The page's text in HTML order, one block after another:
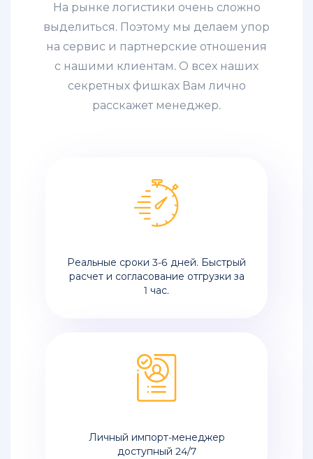
На рынке логистики очень сложно
выделиться. Поэтому мы делаем упор
на сервис и партнерские отношения
с нашими клиентам. О всех наших
секретных фишках Вам лично
расскажет менеджер.
Реальные сроки 3-6 дней. Быстрый
расчет и согласование отгрузки за
1 час.
Личный импорт-менеджер
доступный 24/7